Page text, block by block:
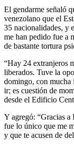
El gendarme señaló
venezolano que el
35 nacionalidades, y
me han pedido fue a
de bastante tortura
“Hay 24 extranjeros
liberados. Tuve la
domingo, con mucha
ir; es cuestión de
desde el Edificio
Y agregó: “Gracias
fue lo único que me
y que te acusen de